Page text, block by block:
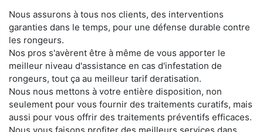
Nous assurons à tous nos clients, des interventions
garanties dans le temps, pour une défense durable contre
les rongeurs.
Nos pros s'avèrent être à même de vous apporter le
meilleur niveau d'assistance en cas d'infestation de
rongeurs, tout ça au meilleur tarif deratisation.
Nous nous mettons à votre entière disposition, non
seulement pour vous fournir des traitements curatifs, mais
aussi pour vous offrir des traitements préventifs efficaces.